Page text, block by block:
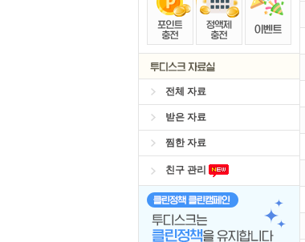
전체 자료
받은 자료
찜한 자료
친구 관리